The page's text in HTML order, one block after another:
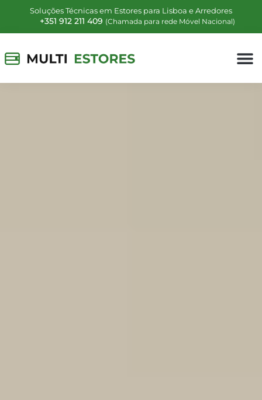
Soluções Técnicas em Estores para Lisboa e Arredores
+351 912 211 409 (Chamada para rede Móvel Nacional)